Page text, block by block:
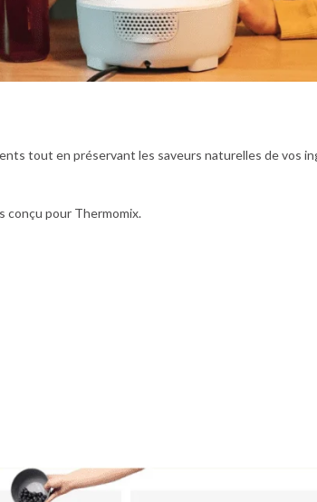
tout en préservant les saveurs naturelles de vos
conçu pour Thermomix.